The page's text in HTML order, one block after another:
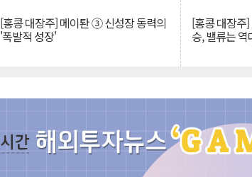
[홍콩 대장주] 메이퇀 ③ 신성장 동력의
'폭발적 성장'
[홍콩 대장
승, 밸류는 역